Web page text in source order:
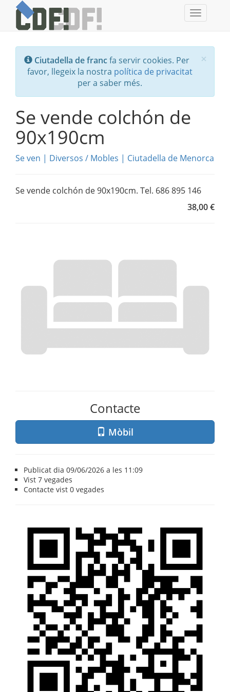
Toggle
×
Ciutadella de francfa servir cookies. Per
favor, llegeix la nostra política de privacitat
per a saber més.
Se vende colchón de
90x190cm
Se ven | Diversos / Mobles | Ciutadella de Menorca
Se vende colchón de 90x190cm. Tel. 686 895 146
38,00 €
Contacte
Mòbil
Publicat dia 09/06/2026 a les 11:09
Vist7 vegades
Contacte vist0 vegades